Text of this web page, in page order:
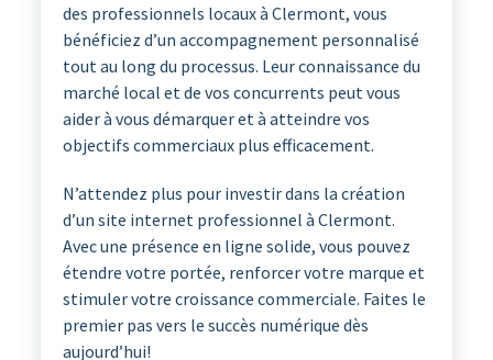
des professionnels locaux à Clermont, vous
bénéficiez d’un accompagnement personnalisé
tout au long du processus. Leur connaissance du
marché local et de vos concurrents peut vous
aider à vous démarquer et à atteindre vos
objectifs commerciaux plus efficacement.
N’attendez plus pour investir dans la création
d’un site internet professionnel à Clermont.
Avec une présence en ligne solide, vous pouvez
étendre votre portée, renforcer votre marque et
stimuler votre croissance commerciale. Faites le
premier pas vers le succès numérique dès
aujourd’hui!